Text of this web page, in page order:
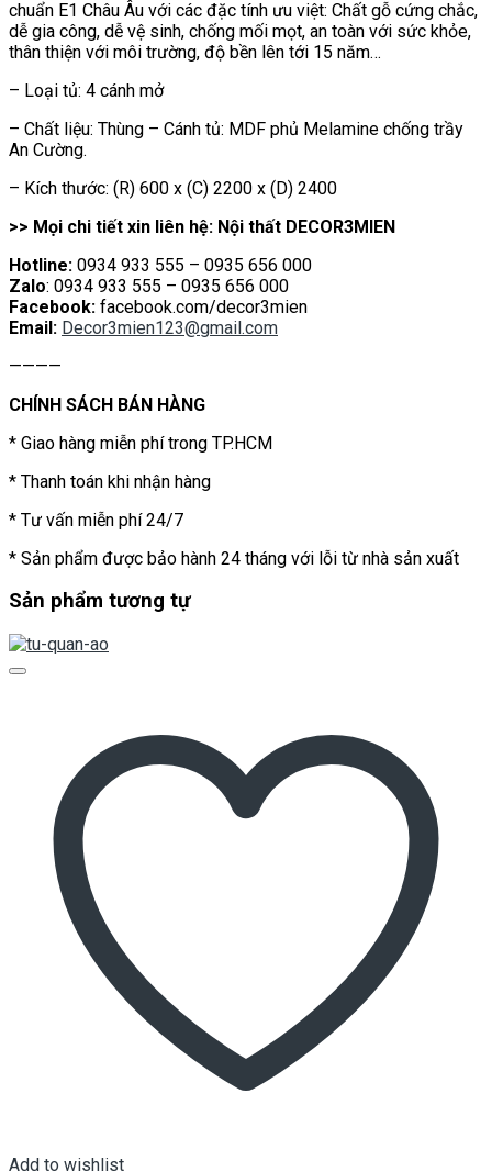
chuẩn E1 Châu Âu với các đặc tính ưu việt: Chất gỗ cứng chắc,
dễ gia công, dễ vệ sinh, chống mối mọt, an toàn với sức khỏe,
thân thiện với môi trường, độ bền lên tới 15 năm…
– Loại tủ: 4 cánh mở
– Chất liệu: Thùng – Cánh tủ: MDF phủ Melamine chống trầy
An Cường.
– Kích thước: (R) 600 x (C) 2200 x (D) 2400
>> Mọi chi tiết xin liên hệ: Nội thất DECOR3MIEN
Hotline: 0934 933 555 – 0935 656 000
Zalo: 0934 933 555 – 0935 656 000
Facebook: facebook.com/decor3mien
Email: Decor3mien123@gmail.com
————
CHÍNH SÁCH BÁN HÀNG
* Giao hàng miễn phí trong TP.HCM
* Thanh toán khi nhận hàng
* Tư vấn miễn phí 24/7
* Sản phẩm được bảo hành 24 tháng với lỗi từ nhà sản xuất
Sản phẩm tương tự
Add to wishlist